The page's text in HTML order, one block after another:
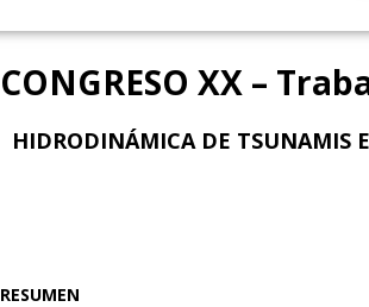
CONGRESO XX –
HIDRODINÁMICA DE TSUNAMIS
RESUMEN